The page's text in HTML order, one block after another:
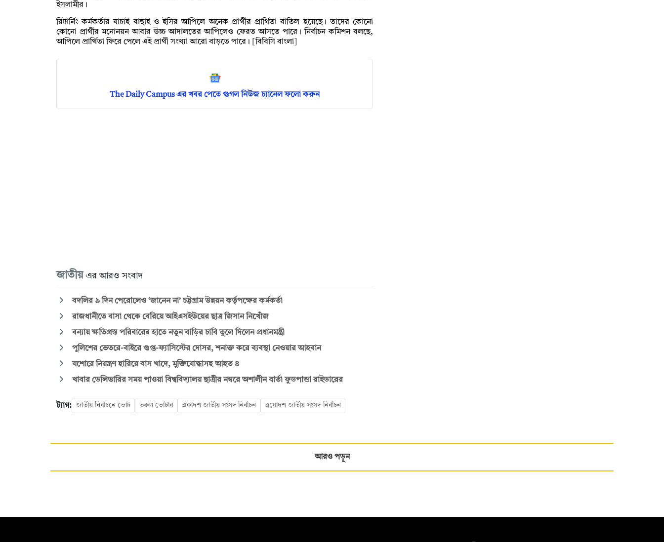
ইসলামীর।
রিটার্নিং কর্মকর্তার যাচাই বাছাই ও ইসির আপিলে অনেক প্রার্থীর প্রার্থিতা বাতিল হয়েছে। তাদের কোনো
কোনো প্রার্থীর মনোনয়ন আবার উচ্চ আদালতের আপিলেও ফেরত আসতে পারে। নির্বাচন কমিশন বলছে,
আপিলে প্রার্থিতা ফিরে পেলে এই প্রার্থী সংখ্যা আরো বাড়তে পারে। [বিবিসি বাংলা]
The Daily Campus এর খবর পেতে গুগল নিউজ চ্যানেল ফলো করুন
জাতীয় এর আরও সংবাদ
বদলির ৯ দিন পেরোলেও ‘জানেন না’ চট্টগ্রাম উন্নয়ন কর্তৃপক্ষের কর্মকর্তা
রাজধানীতে বাসা থেকে বেরিয়ে আইএসইউয়ের ছাত্র জিসান নিখোঁজ
বন্যায় ক্ষতিগ্রস্ত পরিবারের হাতে নতুন বাড়ির চাবি তুলে দিলেন প্রধানমন্ত্রী
পুলিশের ভেতরে-বাইরে গুপ্ত-ফ্যাসিস্টের দোসর, শনাক্ত করে ব্যবস্থা নেওয়ার আহবান
যশোরে নিয়ন্ত্রণ হারিয়ে বাস খাদে, মুক্তিযোদ্ধাসহ আহত ৪
খাবার ডেলিভারির সময় পাওয়া বিশ্ববিদ্যালয় ছাত্রীর নম্বরে অশালীন বার্তা ফুডপান্ডা রাইডারের
ট্যাগ: জাতীয় নির্বাচনে ভোট তরুণ ভোটার একাদশ জাতীয় সংসদ নির্বাচন ত্রয়োদশ জাতীয় সংসদ নির্বাচন
আরও পড়ুন